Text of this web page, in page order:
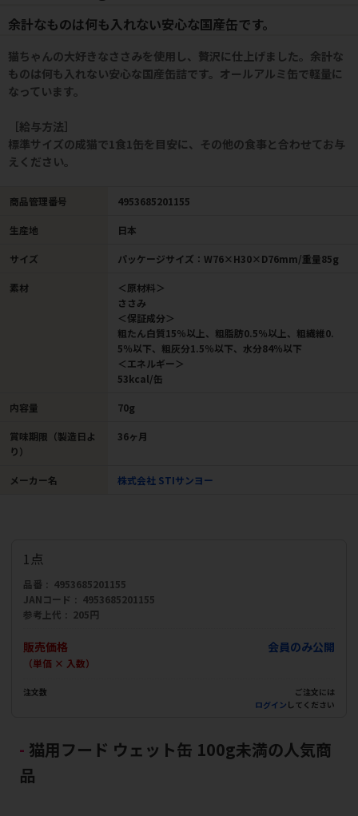
余計なものは何も入れない安心な国産缶です。
猫ちゃんの大好きなささみを使用し、贅沢に仕上げました。余計な
ものは何も入れない安心な国産缶詰です。オールアルミ缶で軽量に
なっています。
［給与方法］
標準サイズの成猫で1食1缶を目安に、その他の食事と合わせてお与
えください。
商品管理番号 4953685201155
生産地 日本
サイズ パッケージサイズ：W76×H30×D76mm/重量85g
素材
＜原材料＞
ささみ
＜保証成分＞
粗たん白質15％以上、粗脂肪0.5％以上、粗繊維0.
5％以下、粗灰分1.5％以下、水分84％以下
＜エネルギー＞
53kcal/缶
内容量 70g
賞味期限（製造日よ
り）
36ヶ月
メーカー名 株式会社 STIサンヨー
1点
品番
4953685201155
JANコード
4953685201155
参考上代
205円
販売価格
（単価 × 入数）
会員のみ公開
注文数
ご注文には
ログイン してください
猫用フード ウェット缶 100g未満の人気商
品